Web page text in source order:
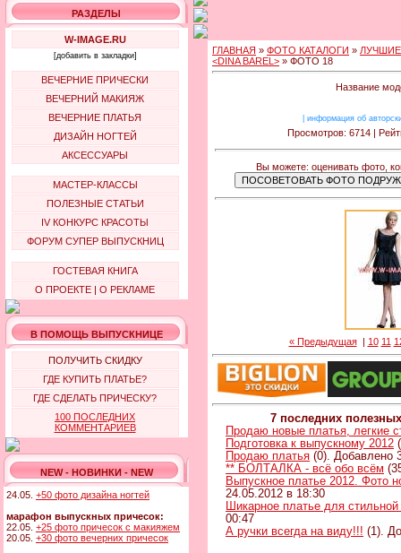
РАЗДЕЛЫ
W-IMAGE.RU
[добавить в закладки]
ВЕЧЕРНИЕ ПРИЧЕСКИ
ВЕЧЕРНИЙ МАКИЯЖ
ВЕЧЕРНИЕ ПЛАТЬЯ
ДИЗАЙН НОГТЕЙ
АКСЕССУАРЫ
МАСТЕР-КЛАССЫ
ПОЛЕЗНЫЕ СТАТЬИ
IV КОНКУРС КРАСОТЫ
ФОРУМ СУПЕР ВЫПУСКНИЦ
ГОСТЕВАЯ КНИГА
О ПРОЕКТЕ | О РЕКЛАМЕ
В ПОМОЩЬ ВЫПУСКНИЦЕ
ПОЛУЧИТЬ СКИДКУ
ГДЕ КУПИТЬ ПЛАТЬЕ?
ГДЕ СДЕЛАТЬ ПРИЧЕСКУ?
100 ПОСЛЕДНИХ
КОММЕНТАРИЕВ
NEW - НОВИНКИ - NEW
24.05. +50 фото дизайна ногтей
марафон выпускных причесок:
22.05. +25 фото причесок с макияжем
20.05. +30 фото вечерних причесок
ГЛАВНАЯ » ФОТО КАТАЛОГИ »
<DINA BAREL> » ФОТО 18
Название
информация об
Просмотров: 6714 |
Вы можете: оценивать фото,
« Предыдущая| 10 11
7 последних
Продаю новые платья, легкие
Подготовка к выпускному 2012
Продаю платья (0). Добавлено
** БОЛТАЛКА - всё обо всём
Выпускное платье 2012. Фото
24.05.2012 в 18:30
Шикарное платье для
00:47
А ручки всегда на виду!!! (1).